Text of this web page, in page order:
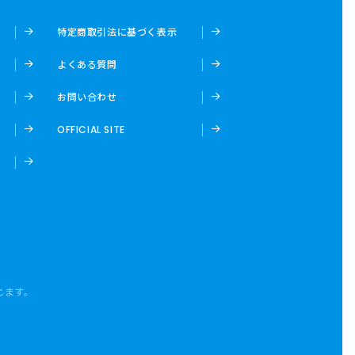
特定商取引法に基づく表示
よくある質問
お問い合わせ
OFFICIAL SITE
す。